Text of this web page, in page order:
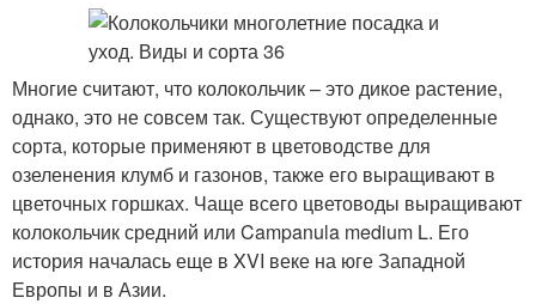
Многие считают, что колокольчик – это дикое растение,
однако, это не совсем так. Существуют определенные
сорта, которые применяют в цветоводстве для
озеленения клумб и газонов, также его выращивают в
цветочных горшках. Чаще всего цветоводы выращивают
колокольчик средний или Campanula medium L. Его
история началась еще в XVI веке на юге Западной
Европы и в Азии.